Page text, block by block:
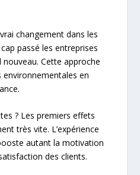
changement dans les
passé les entreprises
Cette approche
en
? Les premiers effets
très vite. L’expérience
autant la motivation
des clients.